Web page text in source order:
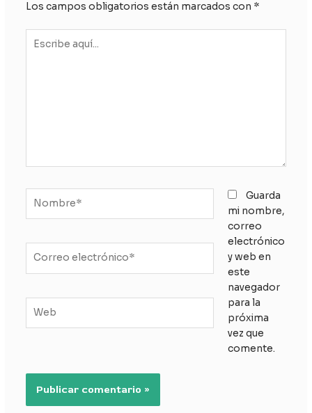
Los campos obligatorios están marcados con *
aquí...
electrónico*
Guarda
mi nombre,
correo
electrónico
y web en
este
navegador
para la
próxima
vez que
comente.